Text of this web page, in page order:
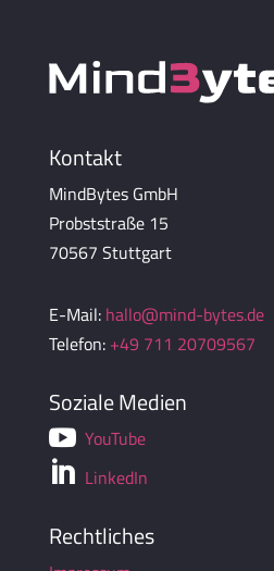
Kontakt
MindBytes GmbH
Probststraße 15
70567 Stuttgart
E-Mail: hallo@mind-bytes.de
Telefon: +49 711 20709567
Soziale Medien
YouTube
 LinkedIn
Rechtliches